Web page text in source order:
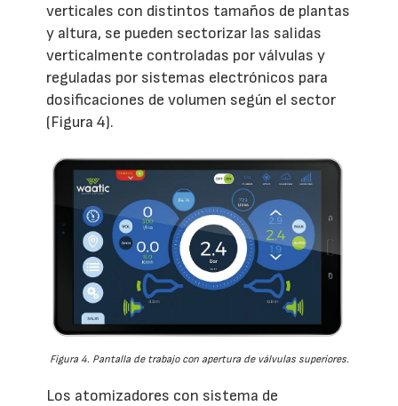
verticales con distintos tamaños de plantas
y altura, se pueden sectorizar las salidas
verticalmente controladas por válvulas y
reguladas por sistemas electrónicos para
dosificaciones de volumen según el sector
(Figura 4).
Figura 4. Pantalla de trabajo con apertura de válvulas superiores.
Los atomizadores con sistema de